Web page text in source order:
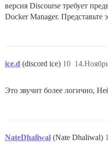
версия Discourse требует
Docker Manager. Представьте
ice.d (discord ice) 10
Это звучит более логично,
NateDhaliwal (Nate Dhaliwal)